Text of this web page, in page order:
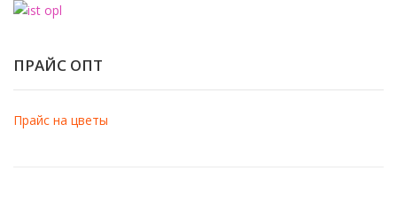
ПРАЙС ОПТ
Прайс на цветы